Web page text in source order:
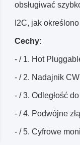
obsługiwać
I2C, jak
Cechy:
- / 1. Hot
- / 2. Nadajnik
- / 3. Odległość
- / 4. Podwójne
- / 5. Cyfrowe